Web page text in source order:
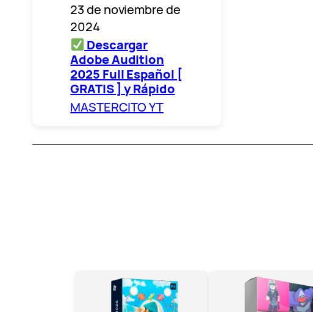
23 de noviembre de
2024
Descargar
Adobe Audition
2025 Full Español [
GRATIS ] y Rápido
MASTERCITO YT